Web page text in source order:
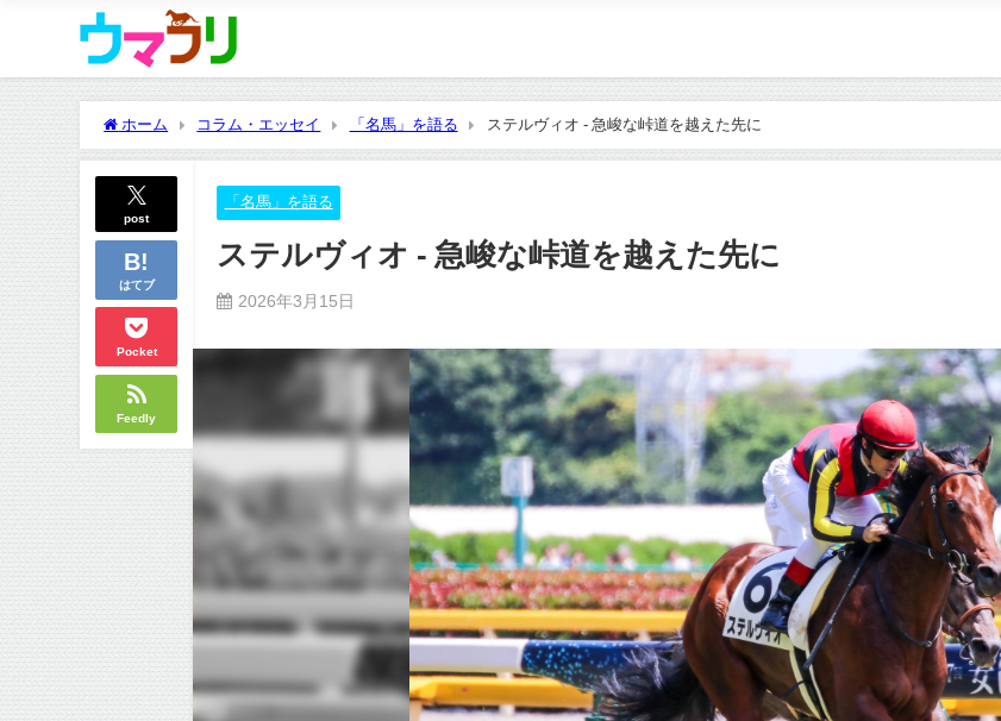
ホーム コラム・エッセイ 「名馬」を語る ステルヴィオ - 急峻な峠道を越えた先に
post
はてブ
Pocket
Feedly
「名馬」を語る
ステルヴィオ - 急峻な峠道を越えた先に
2026年3月15日